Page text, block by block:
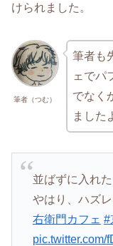
けられました。
筆者（つむ）
筆者も
ェでパ
でなく
ました
並ばずに入れ
やはり、ハズ
右衛門カフェ #
pic.twitter.com/